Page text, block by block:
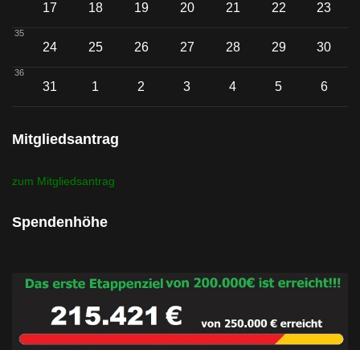
17 18 19 20 21 22 23
35
24 25 26 27 28 29 30
36
31 1 2 3 4 5 6
Mitgliedsantrag
zum Mitgliedsantrag
Spendenhöhe